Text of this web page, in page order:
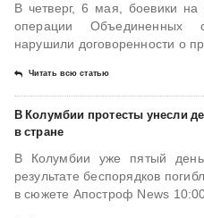
В четверг, 6 мая, боевики
операции Объединенных
нарушили договоренности о
Читать всю статью
В Колумбии протесты унесли
в стране
В Колумбии уже пятый
результате беспорядков
в сюжете Апостроф News